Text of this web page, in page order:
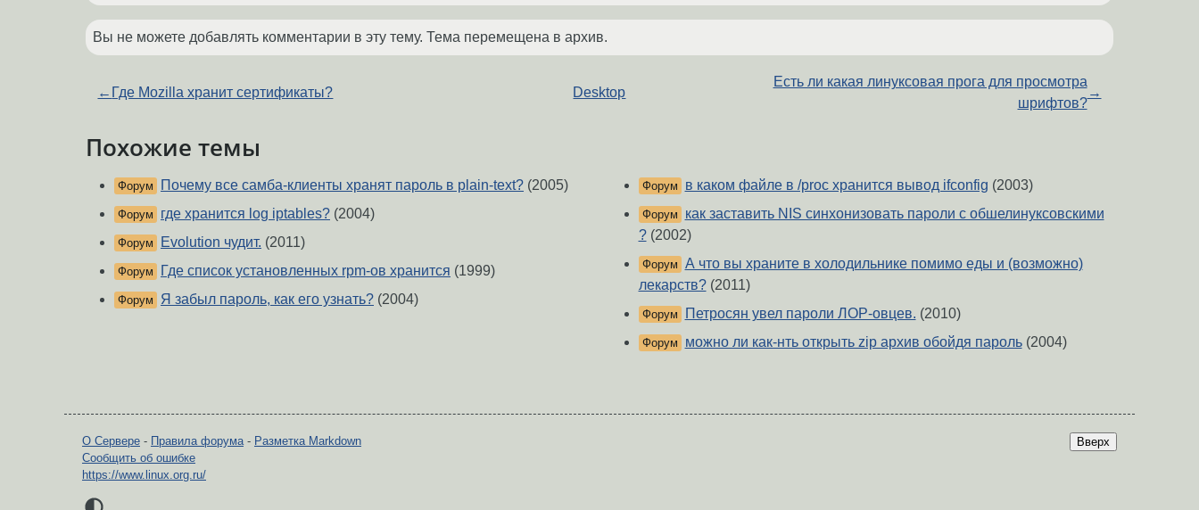
Вы не можете добавлять комментарии в эту тему. Тема перемещена в архив.
← Где Mozilla хранит сертификаты? Desktop
Есть ли какая линуксовая прога для просмотра
шрифтов?
→
Похожие темы
Форум Почему все самба-клиенты хранят пароль в plain-text? (2005)
Форум где хранится log iptables? (2004)
Форум Evolution чудит. (2011)
Форум Где список установленных rpm-ов хранится (1999)
Форум Я забыл пароль, как его узнать? (2004)
Форум в каком файле в /proc хранится вывод ifconfig (2003)
Форум
как заставить NIS синхонизовать пароли с обшелинуксовскими
?(2002)
Форум А что вы храните в холодильнике помимо еды и (возможно)
лекарств?(2011)
Форум Петросян увел пароли ЛОР-овцев. (2010)
Форум можно ли как-нть открыть zip архив обойдя пароль(2004)
Вверх
О Сервере - Правила форума - Разметка Markdown
Сообщить об ошибке
https://www.linux.org.ru/